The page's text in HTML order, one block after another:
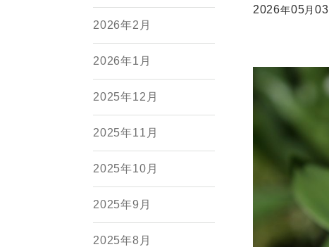
2026年2月
2026年1月
2025年12月
2025年11月
2025年10月
2025年9月
2025年8月
2026年05 月03